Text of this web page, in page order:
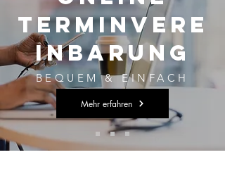
Terminvere
inbarung
BEQUEM & EINFACH
Mehr erfahren